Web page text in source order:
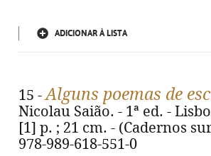
ADICIONAR À LISTA
15 -Alguns poemas de
Nicolau Saião. - 1ª ed. -
[1] p. ; 21 cm. - (Cadernos
978-989-618-551-0